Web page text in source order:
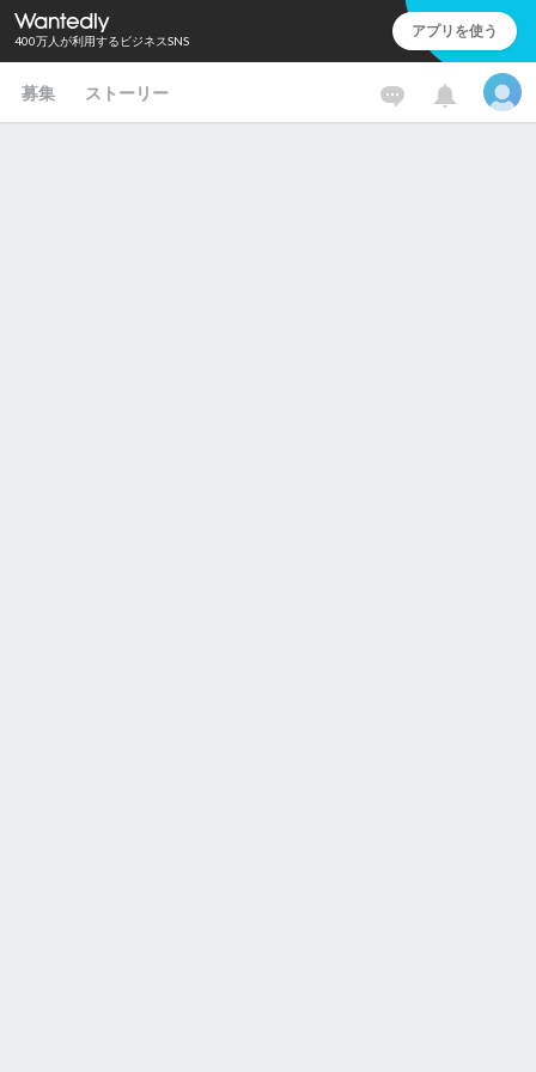
400万人が利用するビジネスSNS アプリを使う
募集 ストーリー